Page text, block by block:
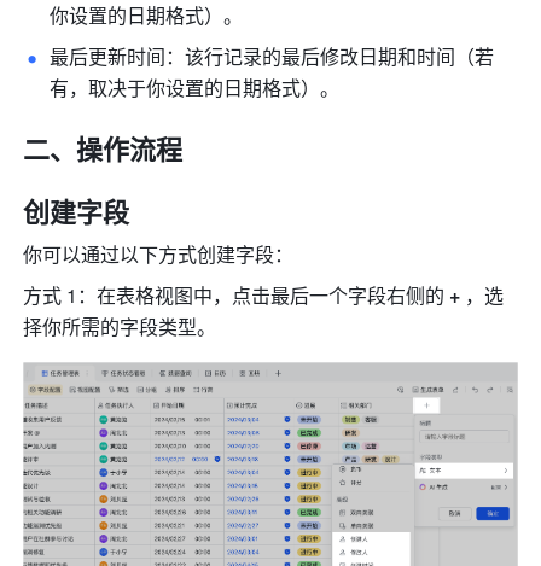
你设置的日期格式）。
最后更新时间：该行记录的最后修改日期和时间（若
有，取决于你设置的日期格式）。
二、操作流程
创建字段
你可以通过以下方式创建字段：
方式 1：在表格视图中，点击最后一个字段右侧的 + ，选
择你所需的字段类型。